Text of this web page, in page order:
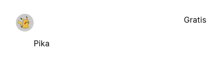
Pika
Gratis